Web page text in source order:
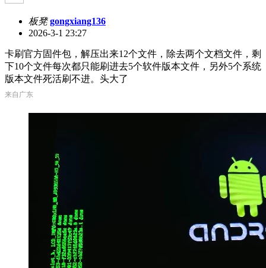
板凳 gongxiang136
2026-3-1 23:27
卡刷官方固件包，解压出来12个文件，除去两个文档文件，剩
下10个文件每次都只能刷进去5个软件版本文件，另外5个系统
版本文件死活刷不进。头大了
来自广东